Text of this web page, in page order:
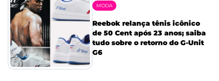
MODA
Reebok relança tênis icônico
de 50 Cent após 23 anos; saiba
tudo sobre o retorno do G-Unit
G6